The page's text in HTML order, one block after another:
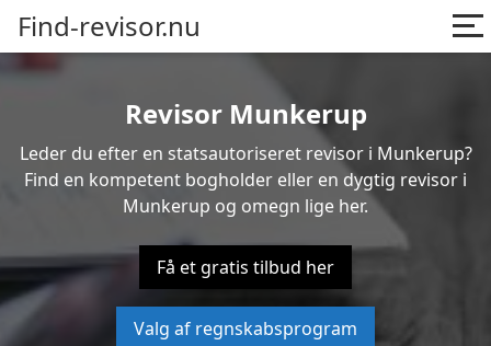
Find-revisor.nu
Revisor Munkerup
Leder du efter en statsautoriseret revisor i Munkerup?
Find en kompetent bogholder eller en dygtig revisor i
Munkerup og omegn lige her.
Få et gratis tilbud her
Valg af regnskabsprogram